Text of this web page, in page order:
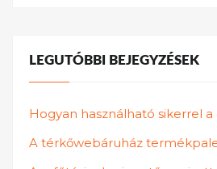
LEGUTÓBBI BEJEGYZÉSEK
Hogyan használható sikerrel
A térkőwebáruház